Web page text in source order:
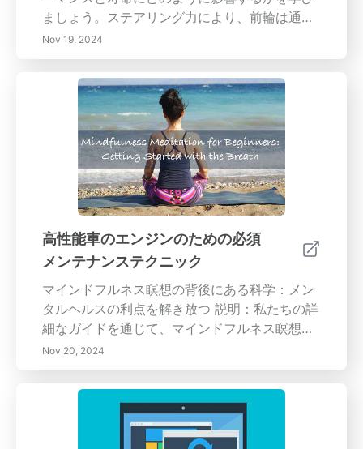
交換費用を節約できる経済的な投資であるだけ
でなく、製造業者の保証条件を遵守することも
保証します。この包括的なガイドでは、タイヤ
回転の利点について探ります。- タイヤ摩耗パ
ターンの理解 - 定期的な回転の経済的利点 - 適
切なメンテナンスを通じて安全性と快適性を向
上させる - タイヤ回転が車両性能と耐久性に与
える影響経済的かつ生態的な利点のためにタイ
ヤを最高の状態に保つ方法を学びましょう。
ましょう。ステアリング力により、前輪は通常
より早く摩耗します。定期的に監視しないと、
ハンドリングに影響を与える可能性がありま
す。- 効率を最大化：定期的なタイヤローテー
ションにより、より良いトラクション、安定
性、燃費を実現し、長期的にはコストを節約で
きます。- 安全第一：タイヤメンテナンスを怠
ると、バーストやコントロールの喪失などの危
険な状況を引き起こす可能性があるため、タイ
ヤケアの理解は安全運転にとって重要です。タ
イヤメンテナンスのベストプラクティス：- ロ
ーテーションの頻度：専門家は5,000〜7,500マ
イルごとにタイヤを回転させることを推奨して
います。この簡単な作業はタイヤの寿命を延ば
し、車両のアライメントとハンドリングの向上
に役立ちます。- タイヤが注意を必要とするサ
イン：不均一な摩耗や車両のハンドリングの変
化に注意してください。これらの問題を迅速に
解決することで、より安全でスムーズな走行を
確保できます。車両を効果的に管理し、その寿
命とパフォーマンスを確保するための包括的な
洞察を得るために、タイヤローテーションとメ
ンテナンス実践に関する詳細なガイドをご覧く
Nov 19, 2024
高性能車のエンジンのための必須
メンテナンステクニック
マインドフルネス瞑想の背後にある科学：メン
タルヘルスの利点を解き放つ 説明：私たちの詳
細なガイドを通じて、マインドフルネス瞑想の
変革的な力を発見してください。この古代の実
践がストレスや不安を減少させ、集中力と感情
調整を改善することによってメンタルウェルビ
ーイングをどのように高めるかを探ります。定
期的な瞑想の科学的利益と、身体的および精神
的健康へのポジティブな影響を学びましょう。
Nov 20, 2024